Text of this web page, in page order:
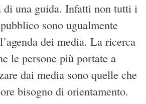
di una guida. Infatti non tutti i
sono ugualmente
dei media. La ricerca
le persone più portate a
dai media sono quelle che
bisogno di orientamento.